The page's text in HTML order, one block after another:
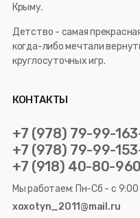
Крыму.
Детство - самая
когда-либо мечтали
круглосуточных игр.
КОНТАКТЫ
+7 (978) 79-99-
+7 (978) 79-99-
+7 (918) 40-80-
Мы работаем: Пн-Сб - с
xoxotyn_2011@mail.ru